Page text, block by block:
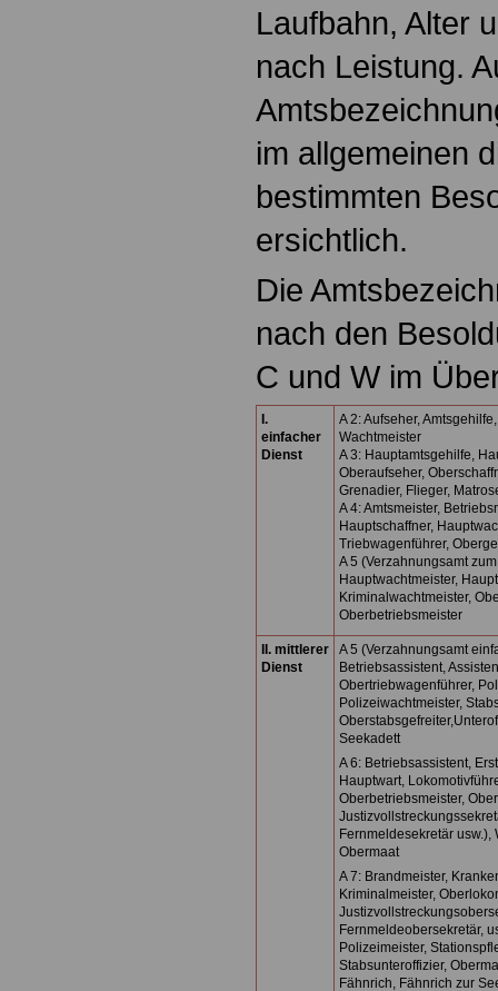
Laufbahn, Alter
nach Leistung.
im allgemeinen
bestimmten
ersichtlich.
Die
nach den
C und W im
I.
einfacher
Dienst
A 2: Aufseher,
Wachtmeister
A 3: Hauptamtsgehilfe,
Oberaufseher,
Grenadier, Flieger,
A 4: Amtsmeister,
Hauptschaffner,
Triebwagenführer,
A 5 (Verzahnungsamt
Hauptwachtmeister,
Kriminalwachtmeister,
Oberbetriebsmeister
II. mittlerer
Dienst
A 5 (Verzahnungsamt
Betriebsassistent,
Obertriebwagenführer,
Polizeiwachtmeister,
Seekadett
A 6: Betriebsassistent,
Hauptwart,
Oberbetriebsmeister,
Fernmeldesekretär usw.),
Obermaat
A 7: Brandmeister,
Kriminalmeister,
Fernmeldeobersekretär,
Polizeimeister,
Stabsunteroffizier,
Fähnrich, Fähnrich zur